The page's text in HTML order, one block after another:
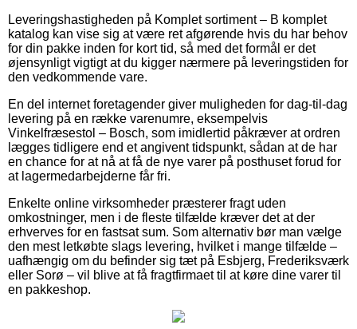
Leveringshastigheden på Komplet sortiment – B komplet
katalog kan vise sig at være ret afgørende hvis du har behov
for din pakke inden for kort tid, så med det formål er det
øjensynligt vigtigt at du kigger nærmere på leveringstiden for
den vedkommende vare.
En del internet foretagender giver muligheden for dag-til-dag
levering på en række varenumre, eksempelvis
Vinkelfræsestol – Bosch, som imidlertid påkræver at ordren
lægges tidligere end et angivent tidspunkt, sådan at de har
en chance for at nå at få de nye varer på posthuset forud for
at lagermedarbejderne får fri.
Enkelte online virksomheder præsterer fragt uden
omkostninger, men i de fleste tilfælde kræver det at der
erhverves for en fastsat sum. Som alternativ bør man vælge
den mest letkøbte slags levering, hvilket i mange tilfælde –
uafhængig om du befinder sig tæt på Esbjerg, Frederiksværk
eller Sorø – vil blive at få fragtfirmaet til at køre dine varer til
en pakkeshop.